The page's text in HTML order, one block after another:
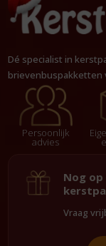
Dé specialist in
brievenbuspakketten
Persoonlijk
advies
Nog
Vraag